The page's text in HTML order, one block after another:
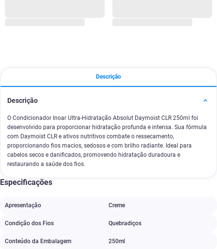
Descrição
Descrição
O Condicionador Inoar Ultra-Hidratação Absolut Daymoist CLR 250ml foi
desenvolvido para proporcionar hidratação profunda e intensa. Sua fórmula
com Daymoist CLR e ativos nutritivos combate o ressecamento,
proporcionando fios macios, sedosos e com brilho radiante. Ideal para
cabelos secos e danificados, promovendo hidratação duradoura e
restaurando a saúde dos fios.
Especificações
Apresentação Creme
Condição dos Fios Quebradiços
Conteúdo da Embalagem 250ml